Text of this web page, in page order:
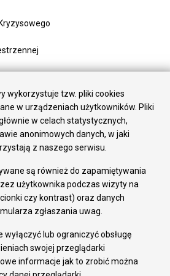
Podawcza
wykorzystuje tzw. pliki cookies
w urządzeniach użytkowników. Pliki
w celach statystycznych,
anonimowych danych, w jaki
z naszego serwisu.
są również do zapamiętywania
użytkownika podczas wizyty na
czy kontrast) oraz danych
zgłaszania uwag.
wyłączyć lub ograniczyć obsługę
swojej przeglądarki
informacje jak to zrobić można